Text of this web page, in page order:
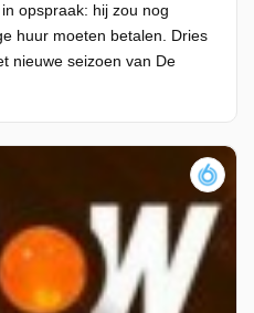
opspraak: hij zou nog
huur moeten betalen. Dries
nieuwe seizoen van De